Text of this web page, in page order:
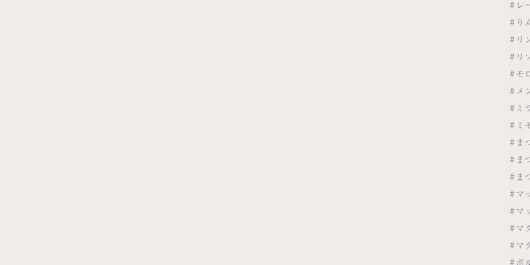
#レ
#り
#リ
#リ
#モ
#メ
#ミ
#ミ
#ま
#ま
#ま
#マ
#マ
#マ
#マ
#ボ